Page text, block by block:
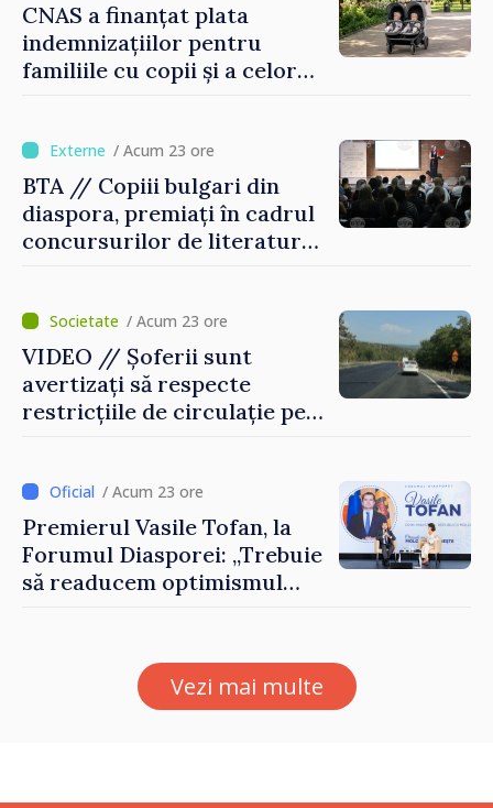
CNAS a finanțat plata
indemnizațiilor pentru
familiile cu copii și a celor
/ Acum 23 ore
BTA // Copiii bulgari din
diaspora, premiați în cadrul
concursurilor de literatură,
Bulgarii din Străinătate
/ Acum 23 ore
VIDEO // Șoferii sunt
avertizați să respecte
restricțiile de circulație pe
reparație/ Acum 23 ore
Premierul Vasile Tofan, la
Forumul Diasporei: „Trebuie
să readucem optimismul
direcția corectă”
Vezi mai multe